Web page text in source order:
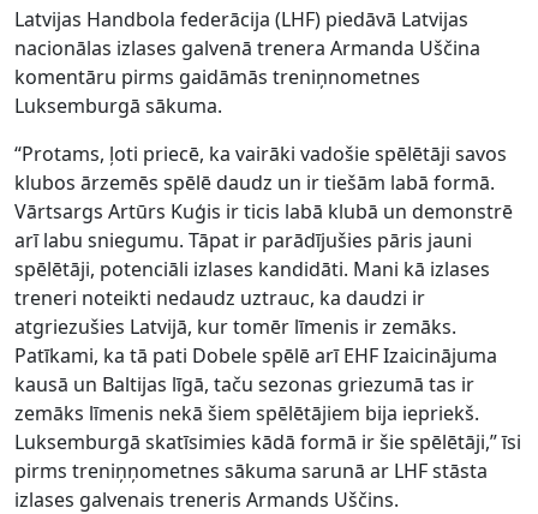
Latvijas Handbola federācija (LHF) piedāvā Latvijas
nacionālas izlases galvenā trenera Armanda Uščina
komentāru pirms gaidāmās treniņnometnes
Luksemburgā sākuma.
“Protams, ļoti priecē, ka vairāki vadošie spēlētāji savos
klubos ārzemēs spēlē daudz un ir tiešām labā formā.
Vārtsargs Artūrs Kuģis ir ticis labā klubā un demonstrē
arī labu sniegumu. Tāpat ir parādījušies pāris jauni
spēlētāji, potenciāli izlases kandidāti. Mani kā izlases
treneri noteikti nedaudz uztrauc, ka daudzi ir
atgriezušies Latvijā, kur tomēr līmenis ir zemāks.
Patīkami, ka tā pati Dobele spēlē arī EHF Izaicinājuma
kausā un Baltijas līgā, taču sezonas griezumā tas ir
zemāks līmenis nekā šiem spēlētājiem bija iepriekš.
Luksemburgā skatīsimies kādā formā ir šie spēlētāji,” īsi
pirms treniņņometnes sākuma sarunā ar LHF stāsta
izlases galvenais treneris Armands Uščins.